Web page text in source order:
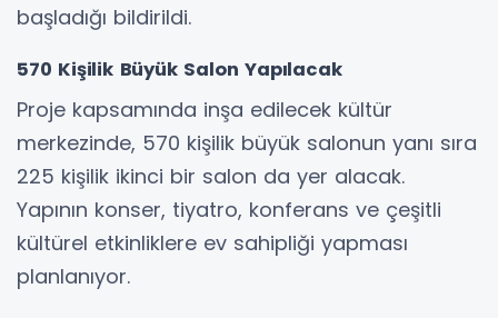
başladığı bildirildi.
570 Kişilik Büyük Salon Yapılacak
Proje kapsamında inşa edilecek kültür
merkezinde, 570 kişilik büyük salonun yanı sıra
225 kişilik ikinci bir salon da yer alacak.
Yapının konser, tiyatro, konferans ve çeşitli
kültürel etkinliklere ev sahipliği yapması
planlanıyor.